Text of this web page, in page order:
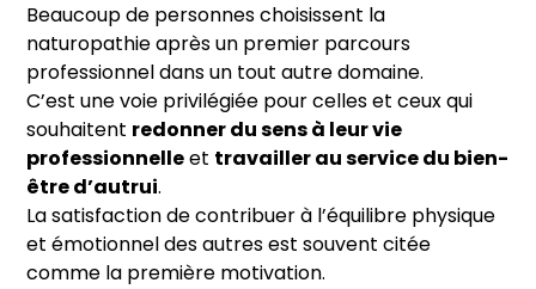
Beaucoup de personnes choisissent la
naturopathie après un premier parcours
professionnel dans un tout autre domaine.
C’est une voie privilégiée pour celles et ceux qui
souhaitent redonner du sens à leur vie
professionnelleet travailler au service du bien-
être d’autrui.
La satisfaction de contribuer à l’équilibre physique
et émotionnel des autres est souvent citée
comme la première motivation.